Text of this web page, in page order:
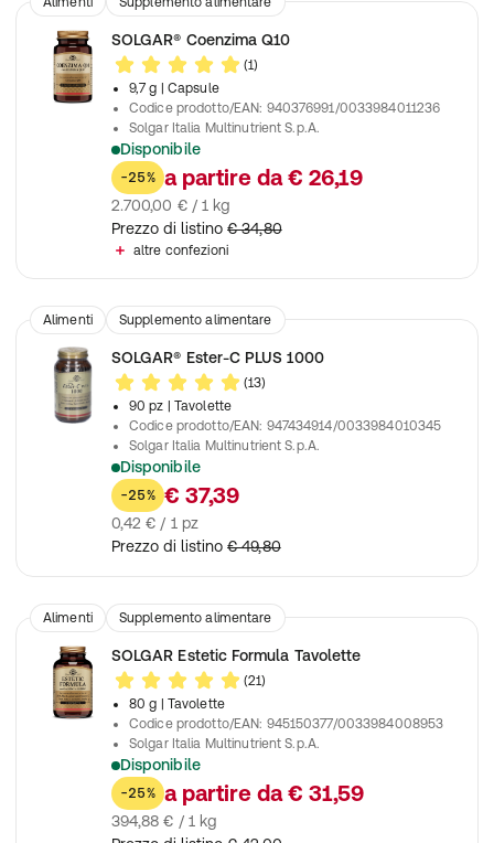
SOLGAR® Coenzima Q10
(1)
9,7 g
| Capsule
Codice prodotto/EAN: 940376991/0033984011236
Solgar Italia Multinutrient S.p.A.
Disponibile
Contribuisce all'integrazione di nutrienti in caso di aumentato
-25% a partire da € 26,19
2.700,00 € / 1 kg
Prezzo di listino € 34,80
altre confezioni
Alimenti Supplemento alimentare
SOLGAR® Ester-C PLUS 1000
(13)
90 pz
| Tavolette
Codice prodotto/EAN: 947434914/0033984010345
Solgar Italia Multinutrient S.p.A.
Disponibile
Contribuisce alla normale funzione del sistema immunitario
-25% € 37,39
0,42 € / 1 pz
Prezzo di listino € 49,80
Alimenti Supplemento alimentare
SOLGAR Estetic Formula Tavolette
(21)
80 g
| Tavolette
Codice prodotto/EAN: 945150377/0033984008953
Solgar Italia Multinutrient S.p.A.
Disponibile
Favorisce il benessere di pelle, capelli e unghie e protegge le
-25% a partire da € 31,59
394,88 € / 1 kg